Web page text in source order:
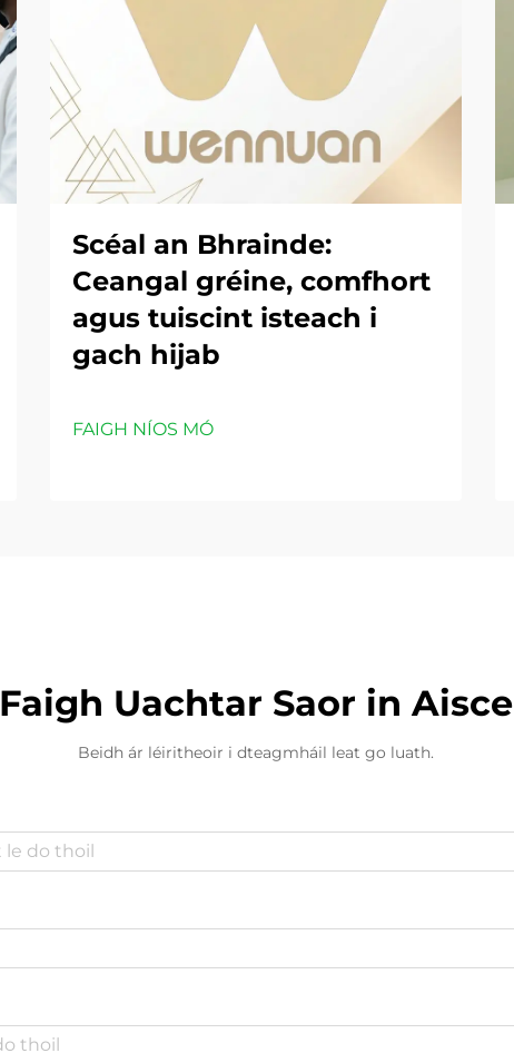
Scéal an Bhrainde:
Ceangal gréine, comfhort
agus tuiscint isteach i
gach hijab
FAIGH NÍOS MÓ
Faigh Uachtar Saor in Aisce
Beidh ár léiritheoir i dteagmháil leat go luath.